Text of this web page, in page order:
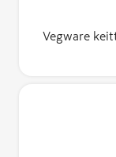
Vegware